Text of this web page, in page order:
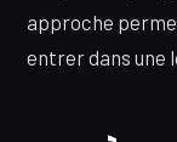
approche
entrer dans une